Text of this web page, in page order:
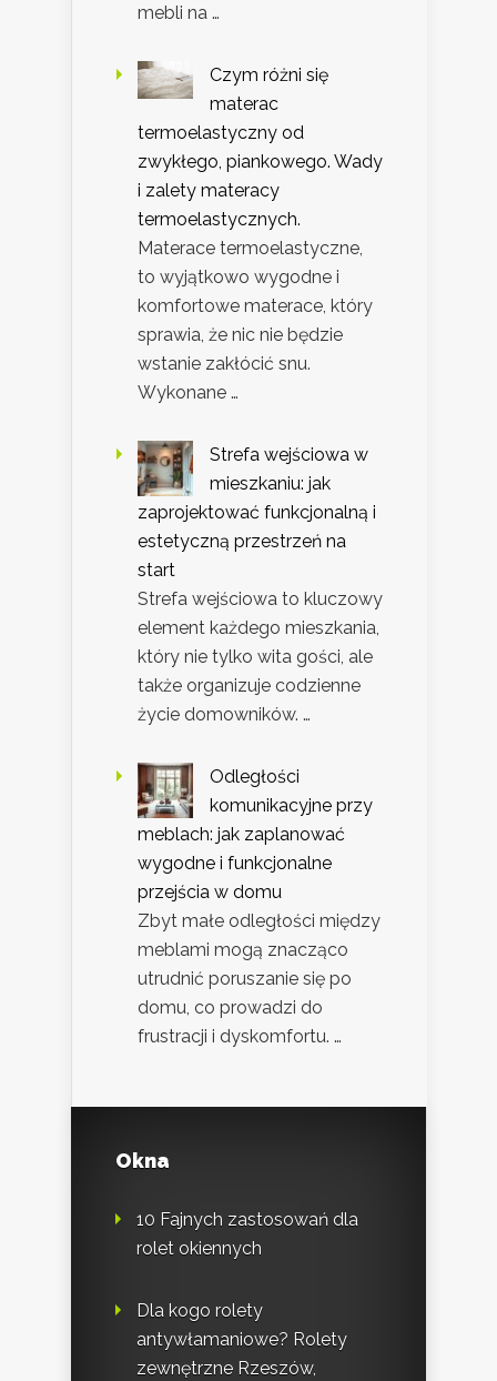
mebli na …
Czym różni się
materac
termoelastyczny od
zwykłego, piankowego. Wady
i zalety materacy
termoelastycznych.
Materace termoelastyczne,
to wyjątkowo wygodne i
komfortowe materace, który
sprawia, że nic nie będzie
wstanie zakłócić snu.
Wykonane …
Strefa wejściowa w
mieszkaniu: jak
zaprojektować funkcjonalną i
estetyczną przestrzeń na
start
Strefa wejściowa to kluczowy
element każdego mieszkania,
który nie tylko wita gości, ale
także organizuje codzienne
życie domowników. …
Odległości
komunikacyjne przy
meblach: jak zaplanować
wygodne i funkcjonalne
przejścia w domu
Zbyt małe odległości między
meblami mogą znacząco
utrudnić poruszanie się po
domu, co prowadzi do
frustracji i dyskomfortu. …
Okna
10 Fajnych zastosowań dla
rolet okiennych
Dla kogo rolety
antywłamaniowe? Rolety
zewnętrzne Rzeszów,